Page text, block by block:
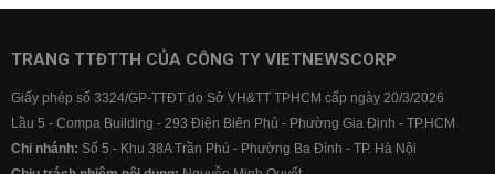
TRANG TTĐTTH CỦA CÔNG TY VIETNEWSCORP
Giấy phép số 3324/GP-TTĐT do Sở VH&TT TPHCM cấp ngày 20/3/2026
Lầu 5 - Compa Building - 293 Điện Biên Phủ - Phường Gia Định - TP.HCM
Chi nhánh: Số 5 - Khu 38A Trần Phú - Phường Ba Đình - TP. Hà Nội